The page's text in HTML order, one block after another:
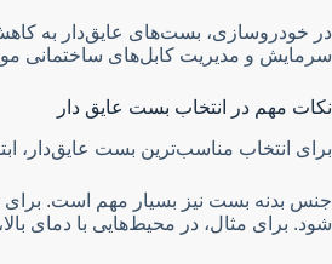
در خودروسازی، بست‌های عایق‌دار به
سرمایش و مدیریت کابل‌های ساختمانی
نکات مهم در انتخاب بست عایق دار
برای انتخاب مناسب‌ترین بست عایق‌دار،
جنس بدنه بست نیز بسیار مهم است. برای
شود. برای مثال، در محیط‌هایی با دمای